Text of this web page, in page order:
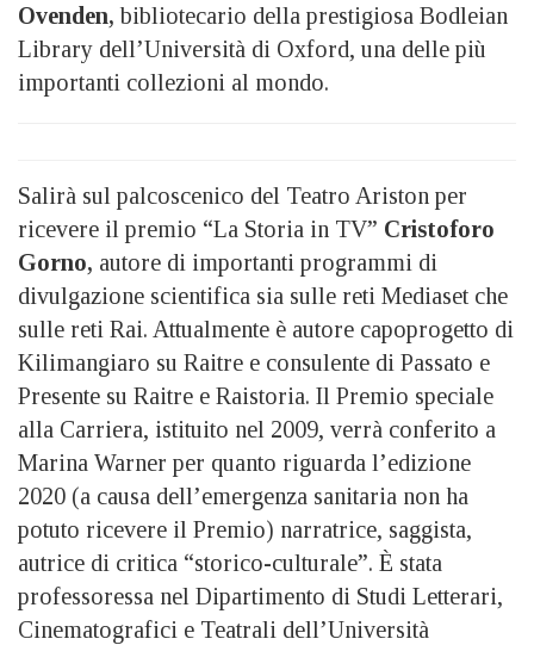
Ovenden, bibliotecario della prestigiosa Bodleian
Library dell’Università di Oxford, una delle più
importanti collezioni al mondo.
Salirà sul palcoscenico del Teatro Ariston per
ricevere il premio “La Storia in TV” Cristoforo
Gorno, autore di importanti programmi di
divulgazione scientifica sia sulle reti Mediaset che
sulle reti Rai. Attualmente è autore capoprogetto di
Kilimangiaro su Raitre e consulente di Passato e
Presente su Raitre e Raistoria. Il Premio speciale
alla Carriera, istituito nel 2009, verrà conferito a
Marina Warner per quanto riguarda l’edizione
2020 (a causa dell’emergenza sanitaria non ha
potuto ricevere il Premio) narratrice, saggista,
autrice di critica “storico-culturale”. È stata
professoressa nel Dipartimento di Studi Letterari,
Cinematografici e Teatrali dell’Università